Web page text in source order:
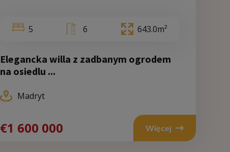
Walencja
€700 000 Więcej
5 6 643.0m²
Elegancka willa z zadbanym ogrodem
na osiedlu ...
Madryt
€1 600 000 Więcej